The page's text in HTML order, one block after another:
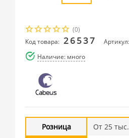
(0)
Код товара: 26537
Наличие: много
Розница
От 25